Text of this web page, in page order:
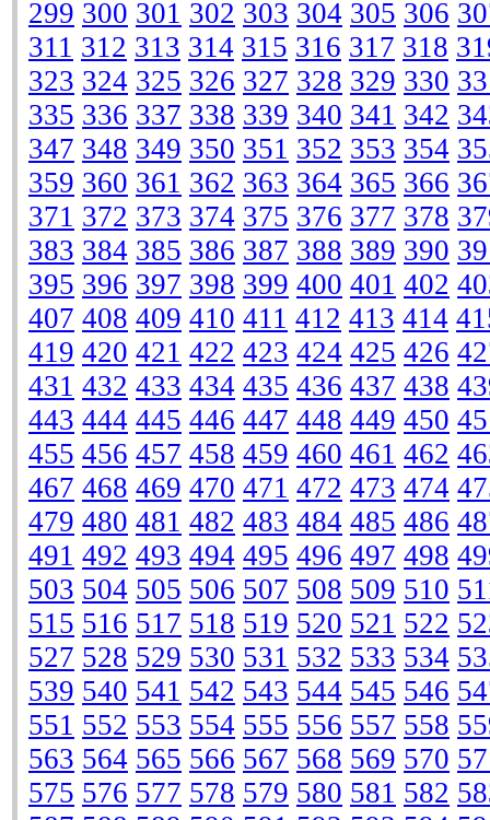
299 300 301 302 303 304 305 306
311 312 313 314 315 316 317 318
323 324 325 326 327 328 329 330
335 336 337 338 339 340 341 342
347 348 349 350 351 352 353 354
359 360 361 362 363 364 365 366
371 372 373 374 375 376 377 378
383 384 385 386 387 388 389 390
395 396 397 398 399 400 401 402
407 408 409 410 411 412 413 414
419 420 421 422 423 424 425 426
431 432 433 434 435 436 437 438
443 444 445 446 447 448 449 450
455 456 457 458 459 460 461 462
467 468 469 470 471 472 473 474
479 480 481 482 483 484 485 486
491 492 493 494 495 496 497 498
503 504 505 506 507 508 509 510
515 516 517 518 519 520 521 522
527 528 529 530 531 532 533 534
539 540 541 542 543 544 545 546
551 552 553 554 555 556 557 558
563 564 565 566 567 568 569 570
575 576 577 578 579 580 581 582